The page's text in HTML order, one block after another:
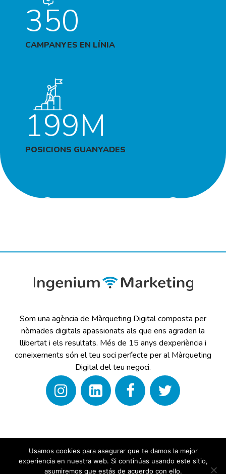
350
CAMPANYES EN LÍNIA
199M
POSICIONS GUANYADES
Som una agència de Màrqueting Digital composta per
nòmades digitals apassionats als que ens agraden la
llibertat i els resultats. Més de 15 anys dexperiència i
coneixements són el teu soci perfecte per al Màrqueting
Digital del teu negoci.
Copyright © 2026 Ingenium.Marketing
Usamos cookies para asegurar que te damos la mejor
experiencia en nuestra web. Si continúas usando este sitio,
asumiremos que estás de acuerdo con ello.